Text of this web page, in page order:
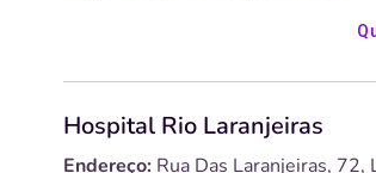
Hospital Rio Laranjeiras
Endereço: Rua Das Laranjeiras,